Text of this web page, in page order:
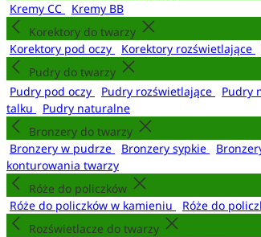
Kremy CC
Kremy BB
Korektory do twarzy
Korektory pod oczy
Korektory rozświetlające
Pudry do twarzy
Pudry pod oczy
Pudry rozświetlające Pudry
talku
Pudry naturalne
Bronzery do twarzy
Bronzery w pudrze
Bronzery sypkie
konturowania twarzy
Róże do policzków
Róże do policzków w kamieniu
Róże do
Rozświetlacze do twarzy